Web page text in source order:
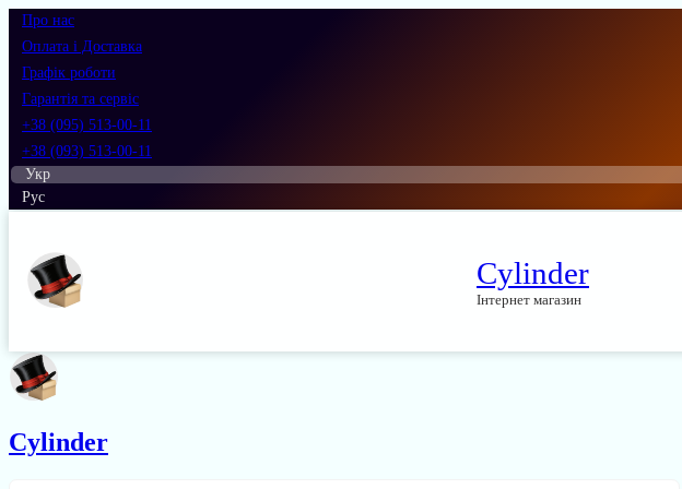
Про нас
Оплата і Доставка
Графік роботи
Гарантія та сервіс
+38 (095) 513-00-11
+38 (093) 513-00-11
Укр
Рус
Cylinder
Інтернет магазин
Cylinder